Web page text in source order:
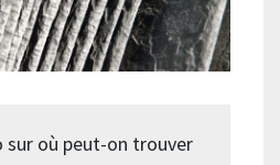
sur où peut-on trouver